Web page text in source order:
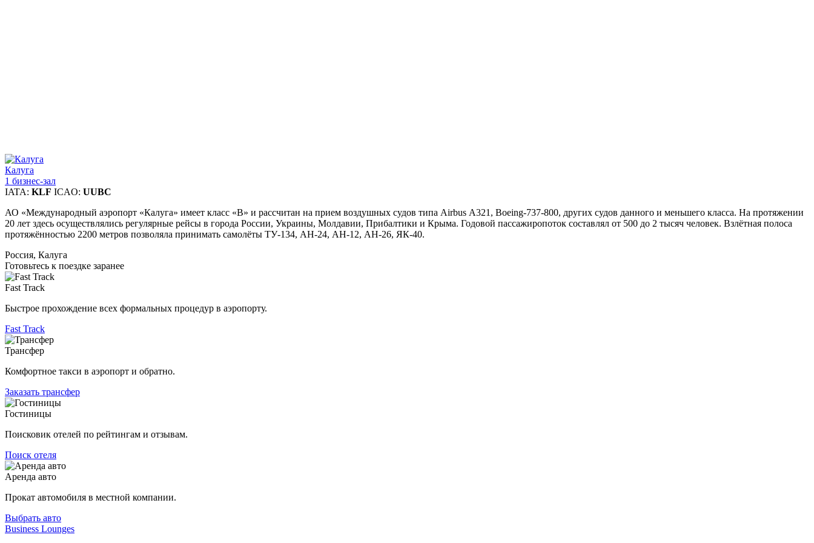
Калуга
1 бизнес-зал
IATA: KLF ICAO: UUBC
АО «Международный аэропорт «Калуга» имеет класс «В» и рассчитан на прием воздушных судов типа Airbus А321, Boeing-737-800, других судов данного и меньшего класса. На протяжении
20 лет здесь осуществлялись регулярные рейсы в города России, Украины, Молдавии, Прибалтики и Крыма. Годовой пассажиропоток составлял от 500 до 2 тысяч человек. Взлётная полоса
протяжённостью 2200 метров позволяла принимать самолёты ТУ-134, АН-24, АН-12, АН-26, ЯК-40.
Россия, Калуга
Готовьтесь к поездке заранее
Fast Track
Быстрое прохождение всех формальных процедур в аэропорту.
Fast Track
Трансфер
Комфортное такси в аэропорт и обратно.
Заказать трансфер
Гостиницы
Поисковик отелей по рейтингам и отзывам.
Поиск отеля
Аренда авто
Прокат автомобиля в местной компании.
Выбрать авто
Business Lounges